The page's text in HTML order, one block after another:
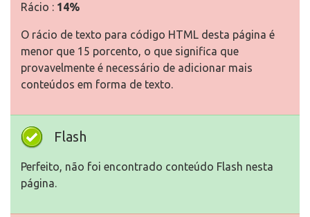
Rácio : 14%
O rácio de texto para código HTML desta página é
menor que 15 porcento, o que significa que
provavelmente é necessário de adicionar mais
conteúdos em forma de texto.
Flash
Perfeito, não foi encontrado conteúdo Flash nesta
página.